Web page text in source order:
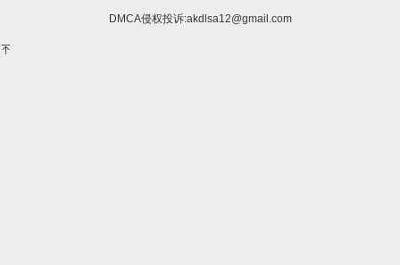
DMCA侵权投诉:akdlsa12@gmail.com